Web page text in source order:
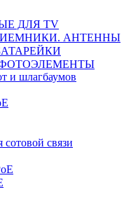
ДЛЯ TV
АНТЕННЫ
и шлагбаумов
связи